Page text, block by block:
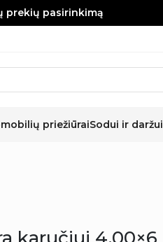
prekių pasirinkimą
priežiūraiSodui ir daržui